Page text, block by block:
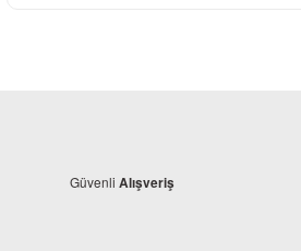
Güvenli Alışveriş